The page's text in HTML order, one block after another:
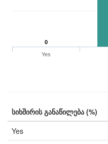
0
Yes
სიხშირის განაწილება (%)
Yes